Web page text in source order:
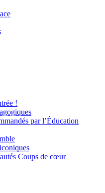
!
par l’Éducation
Coups de cœur